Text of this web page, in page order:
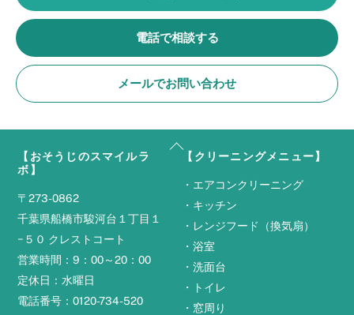
電話で相談する
メールでお問い合わせ
Back
To
Top
【おそうじのスマイルラ
ボ】
〒273-0862
千葉県船橋市駿河台１丁目１
−５０ クレストコート
営業時間：9：00～20：00
定休日：水曜日
電話番号：0120-734-520
【クリーニングメニュー】
・ エアコンクリーニング
・ キッチン
・ レンジフード（換気扇）
・浴室
・洗面台
・
トイレ
・ 窓周り